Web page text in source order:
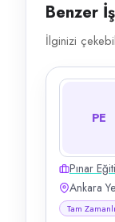
Benzer
İlginizi
PE
Pınar
Ankara
Tam Zamanlı